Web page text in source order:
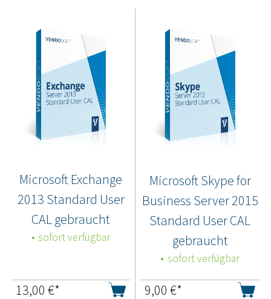
Microsoft Exchange
2013 Standard User
CAL gebraucht
sofort verfügbar
13,00 €*
Microsoft Skype for
Business Server 2015
Standard User CAL
gebraucht
sofort verfügbar
9,00 €*